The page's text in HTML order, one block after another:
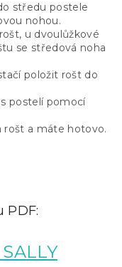
středu postele
nohou.
u dvoulůžkové
se středová noha
položit rošt do
postelí pomocí
rošt a máte hotovo.
PDF: